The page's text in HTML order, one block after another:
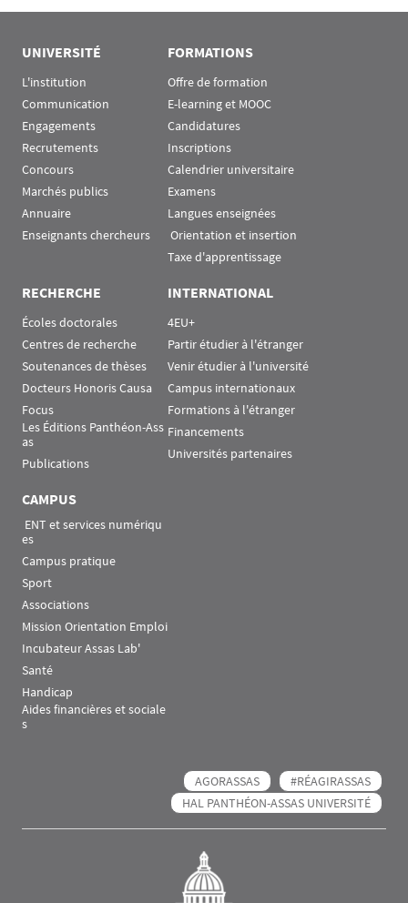
UNIVERSITÉ
L'institution
Communication
Engagements
Recrutements
Concours
Marchés publics
Annuaire
Enseignants chercheurs
FORMATIONS
Offre de formation
E-learning et MOOC
Candidatures
Inscriptions
Calendrier universitaire
Examens
Langues enseignées
Orientation et insertion
Taxe d'apprentissage
RECHERCHE
Écoles doctorales
Centres de recherche
Soutenances de thèses
Docteurs Honoris Causa
Focus
Les Éditions Panthéon-Ass
as
Publications
INTERNATIONAL
4EU+
Partir étudier à l'étranger
Venir étudier à l'université
Campus internationaux
Formations à l'étranger
Financements
Universités partenaires
CAMPUS
es
Campus pratique
Sport
Associations
Mission Orientation Emploi
Incubateur Assas Lab'
Santé
Handicap
Aides financières et sociale
s
AGORASSAS
#RÉAGIRASSAS
HAL PANTHÉON-ASSAS UNIVERSITÉ